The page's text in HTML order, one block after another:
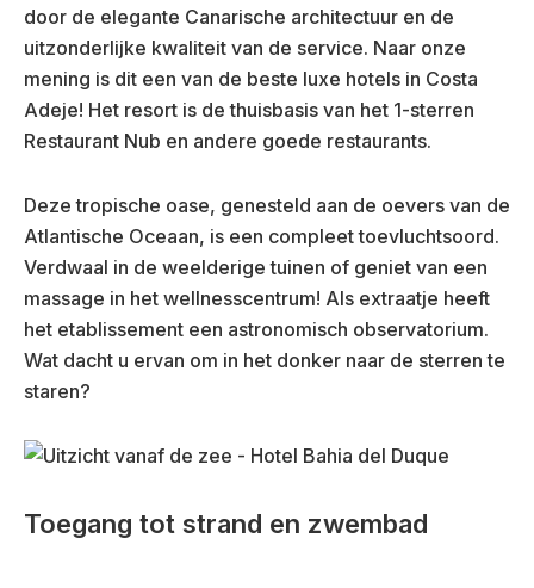
door de elegante Canarische architectuur en de
uitzonderlijke kwaliteit van de service. Naar onze
mening is dit een van de beste luxe hotels in Costa
Adeje! Het resort is de thuisbasis van het 1-sterren
Restaurant Nub en andere goede restaurants.
Deze tropische oase, genesteld aan de oevers van de
Atlantische Oceaan, is een compleet toevluchtsoord.
Verdwaal in de weelderige tuinen of geniet van een
massage in het wellnesscentrum! Als extraatje heeft
het etablissement een astronomisch observatorium.
Wat dacht u ervan om in het donker naar de sterren te
staren?
Toegang tot strand en zwembad